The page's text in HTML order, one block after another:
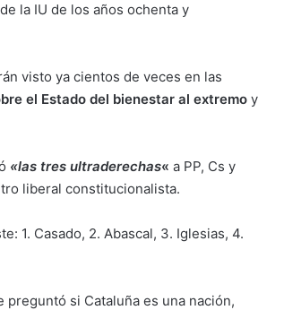
la IU de los años ochenta y
visto ya cientos de veces en las
el Estado del bienestar al extremo y
«las tres ultraderechas« a PP, Cs y
liberal constitucionalista.
1. Casado, 2. Abascal, 3. Iglesias, 4.
preguntó si Cataluña es una nación,